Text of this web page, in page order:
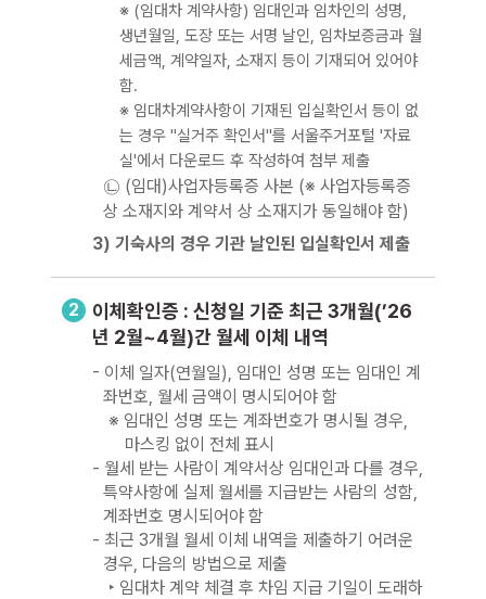
※ (임대차 계약사항) 임대인과 임차인의 성명,
생년월일, 도장 또는 서명 날인, 임차보증금과 월
세금액, 계약일자, 소재지 등이 기재되어 있어야
함.
※ 임대차계약사항이 기재된 입실확인서 등이 없
는 경우 "실거주 확인서"를 서울주거포털 '자료
실'에서 다운로드 후 작성하여 첨부 제출
㉡ (임대)사업자등록증 사본 (※ 사업자등록증
상 소재지와 계약서 상 소재지가 동일해야 함)
3) 기숙사의 경우 기관 날인된 입실확인서 제출
2
이체확인증 : 신청일 기준 최근 3개월(’26
년 2월~4월)간 월세 이체 내역
- 이체 일자(연월일), 임대인 성명 또는 임대인 계
좌번호, 월세 금액이 명시되어야 함
※ 임대인 성명 또는 계좌번호가 명시될 경우,
마스킹 없이 전체 표시
- 월세 받는 사람이 계약서상 임대인과 다를 경우,
특약사항에 실제 월세를 지급받는 사람의 성함,
계좌번호 명시되어야 함
- 최근 3개월 월세 이체 내역을 제출하기 어려운
경우, 다음의 방법으로 제출
‣ 임대차 계약 체결 후 차임 지급 기일이 도래하